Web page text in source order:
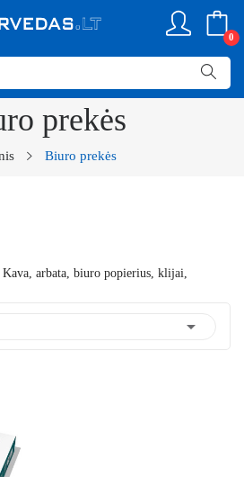
0
prekės
Biuro prekės
arbata, biuro popierius, klijai,
